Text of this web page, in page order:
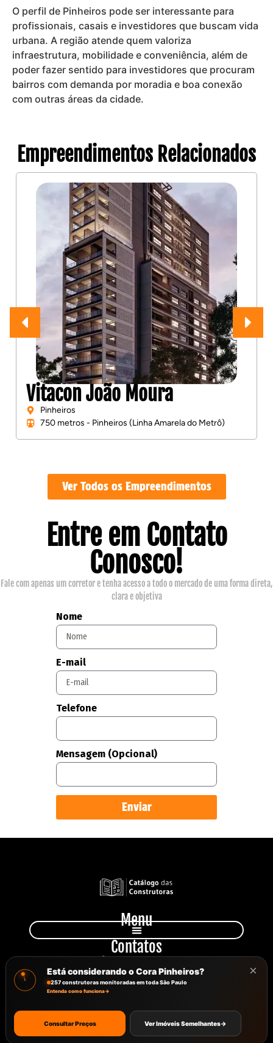
O perfil de Pinheiros pode ser interessante para
profissionais, casais e investidores que buscam vida
urbana. A região atende quem valoriza
infraestrutura, mobilidade e conveniência, além de
poder fazer sentido para investidores que procuram
bairros com demanda por moradia e boa conexão
com outras áreas da cidade.
Empreendimentos Relacionados
Vitacon João Moura
Pinheiros
750 metros - Pinheiros (Linha Amarela do Metrô)
Ver Todos os Empreendimentos
Entre em Contato
Conosco!
Fale com apenas um corretor e tenha acesso a todo o mercado de uma forma direta,
clara e objetiva
Nome
E-mail
Telefone
Mensagem (Opcional)
Enviar
Menu
Contatos
+55 11 949 231 810
atendimento@catalagodasconstrutoras.com.br
Avenida Paulista, 777, Sala 102
Está considerando o Cora Pinheiros?
257 construtoras monitoradas em toda São Paulo
Entenda como funciona→
Consultar Preços Ver Imóveis Semelhantes→
×